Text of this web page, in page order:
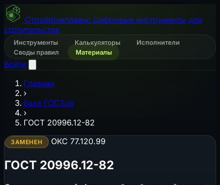
СтройКомплаенс Цифровые инструменты для
строительства
Инструменты Калькуляторы
Исполнители
Своды правил
Материалы
Войти
Главная
›
База ГОСТов
›
ГОСТ 20996.12-82
ЗАМЕНЕН ОКС 77.120.99
ГОСТ 20996.12-82